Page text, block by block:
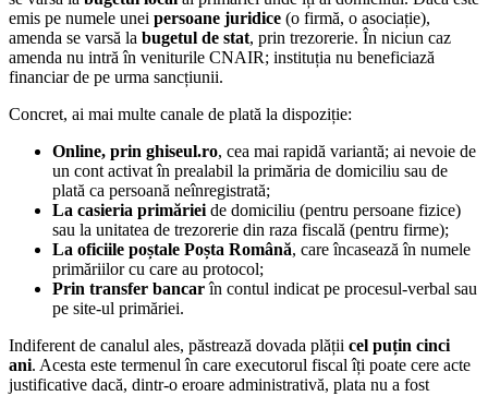
emis pe numele unei persoane juridice (o firmă, o asociație),
amenda se varsă la bugetul de stat, prin trezorerie. În niciun caz
amenda nu intră în veniturile CNAIR; instituția nu beneficiază
financiar de pe urma sancțiunii.
Concret, ai mai multe canale de plată la dispoziție:
Online, prin ghiseul.ro, cea mai rapidă variantă; ai nevoie de
un cont activat în prealabil la primăria de domiciliu sau de
plată ca persoană neînregistrată;
La casieria primăriei de domiciliu (pentru persoane fizice)
sau la unitatea de trezorerie din raza fiscală (pentru firme);
La oficiile poștale Poșta Română, care încasează în numele
primăriilor cu care au protocol;
Prin transfer bancarîn contul indicat pe procesul-verbal sau
pe site-ul primăriei.
Indiferent de canalul ales, păstrează dovada plății cel puțin cinci
ani. Acesta este termenul în care executorul fiscal îți poate cere acte
justificative dacă, dintr-o eroare administrativă, plata nu a fost